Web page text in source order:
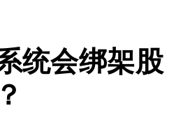
统会绑架股